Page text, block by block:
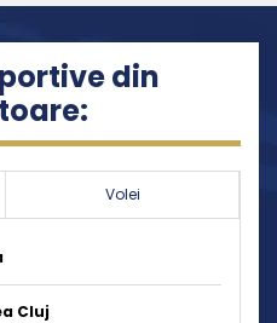
din
Volei
Cluj